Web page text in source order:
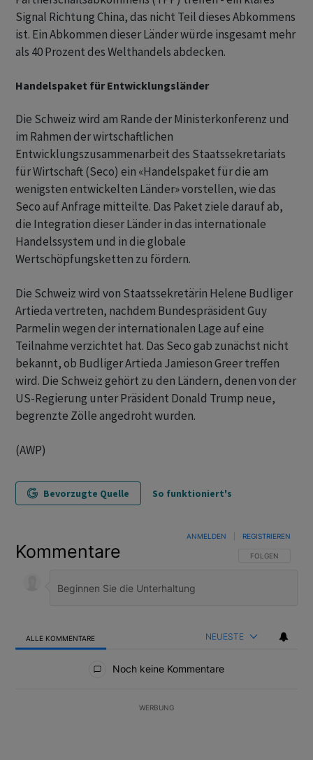
Signal Richtung China, das nicht Teil dieses Abkommens
ist. Ein Abkommen dieser Länder würde insgesamt mehr
als 40 Prozent des Welthandels abdecken.
Handelspaket für Entwicklungsländer
Die Schweiz wird am Rande der Ministerkonferenz und
im Rahmen der wirtschaftlichen
Entwicklungszusammenarbeit des Staatssekretariats
für Wirtschaft (Seco) ein «Handelspaket für die am
wenigsten entwickelten Länder» vorstellen, wie das
Seco auf Anfrage mitteilte. Das Paket ziele darauf ab,
die Integration dieser Länder in das internationale
Handelssystem und in die globale
Wertschöpfungsketten zu fördern.
Die Schweiz wird von Staatssekretärin Helene Budliger
Artieda vertreten, nachdem Bundespräsident Guy
Parmelin wegen der internationalen Lage auf eine
Teilnahme verzichtet hat. Das Seco gab zunächst nicht
bekannt, ob Budliger Artieda Jamieson Greer treffen
wird. Die Schweiz gehört zu den Ländern, denen von der
US-Regierung unter Präsident Donald Trump neue,
begrenzte Zölle angedroht wurden.
(AWP)
Bevorzugte Quelle So funktioniert's
Kommentare FOLGE DIESER
FOLGEN
ANMELDEN REGISTRIEREN
ALLE KOMMENTARE NEUESTE
Noch keine Kommentare
WERBUNG